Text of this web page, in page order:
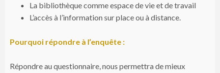
La bibliothèque comme espace de vie et de travail
L’accès à l’information sur place ou à distance.
Pourquoi répondre à l’enquête :
Répondre au questionnaire, nous permettra de mieux